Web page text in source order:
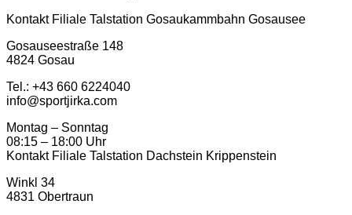
Kontakt Filiale Talstation Gosaukammbahn Gosausee
Gosauseestraße 148
4824 Gosau
Tel.: ‭+43 660 6224040‬
info@sportjirka.com
Montag – Sonntag
08:15 – 18:00 Uhr
Kontakt Filiale Talstation Dachstein Krippenstein
Winkl 34
4831 Obertraun